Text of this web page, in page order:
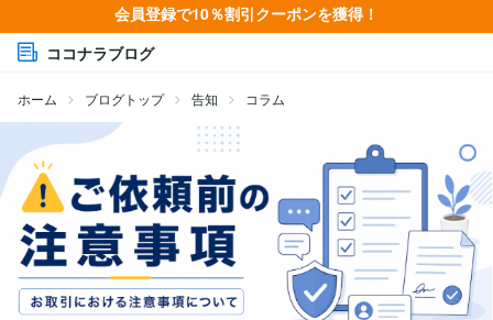
会員登録で10％割引クーポンを獲得！
ココナラブログ
ホーム ブログトップ 告知 コラム